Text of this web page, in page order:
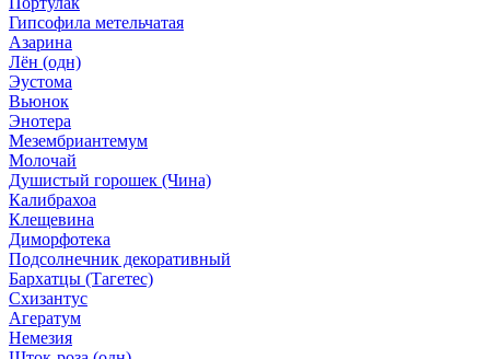
Гипсофила метельчатая
Азарина
Лён (одн)
Эустома
Вьюнок
Энотера
Мезембриантемум
Молочай
Душистый горошек (Чина)
Калибрахоа
Клещевина
Диморфотека
Подсолнечник декоративный
Бархатцы (Тагетес)
Схизантус
Агератум
Немезия